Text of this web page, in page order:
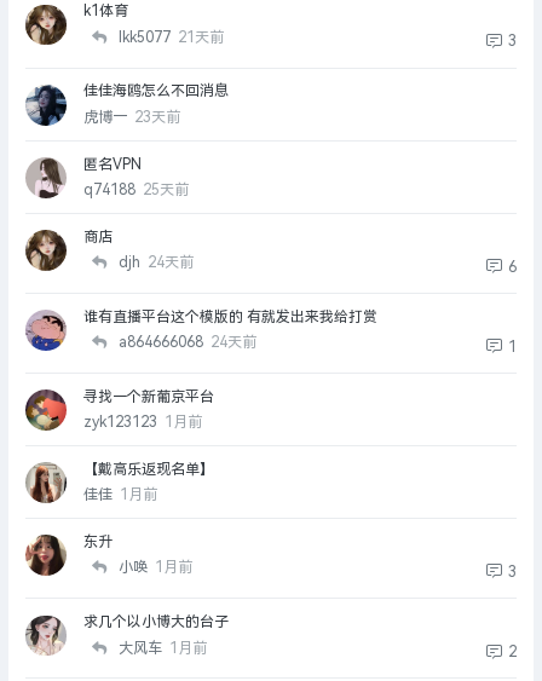
k1体育
lkk5077 21天前 3
佳佳海鸥怎么不回消息
虎博一 23天前
匿名VPN
q74188 25天前
商店
djh 24天前 6
谁有直播平台这个模版的 有就发出来我给打赏
a864666068 24天前 1
寻找一个新葡京平台
zyk123123 1月前
【戴高乐返现名单】
佳佳 1月前
东升
小唤 1月前 3
求几个以小博大的台子
大风车 1月前 2